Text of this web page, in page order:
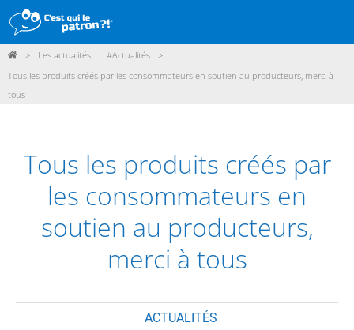
DÉMARCHE
PARTICIPER
ACTUALITÉS
ME CONNECTER / ADHÉRER
> Les actualités #Actualités
>
Tous les produits créés par les consommateurs en soutien au producteurs, merci à
tous
Tous les produits créés par
les consommateurs en
soutien au producteurs,
merci à tous
ACTUALITÉS